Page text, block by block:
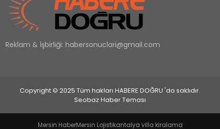
Reklam & İşbirliği: habersonuclari@gmail.com
Copyright © 2025 Tüm hakları HABERE DOĞRU 'da saklıdır.
Seobaz Haber Teması
Mersin HaberMersin Lojistikantalya villa kiralama